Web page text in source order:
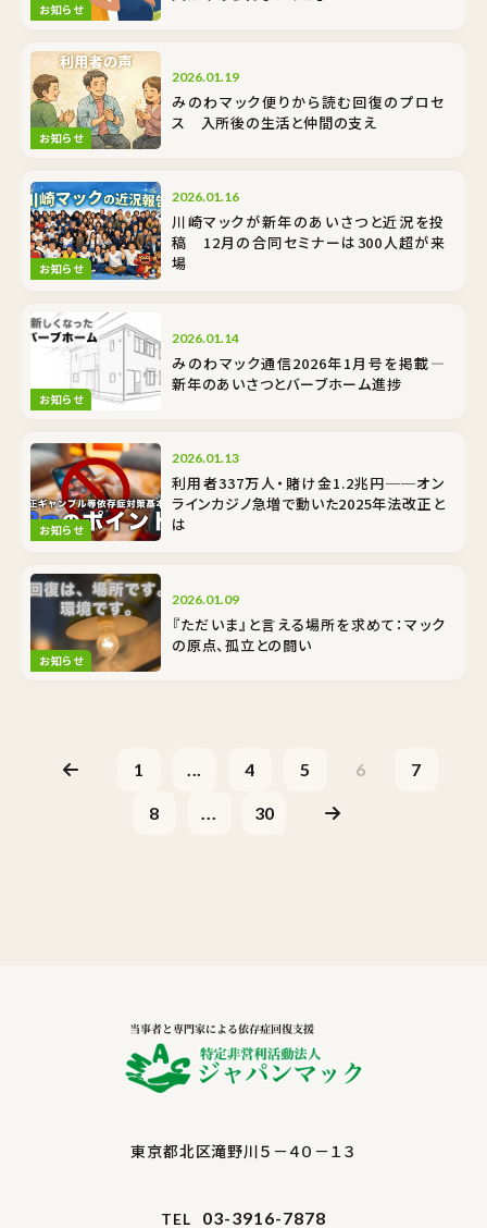
お知らせ
お知らせ
2026.01.19
みのわマック便りから読む回復のプロセ
ス 入所後の生活と仲間の支え
お知らせ
2026.01.16
川崎マックが新年のあいさつと近況を投
稿 12月の合同セミナーは300人超が来
場
お知らせ
2026.01.14
みのわマック通信2026年1月号を掲載―
新年のあいさつとバーブホーム進捗
お知らせ
2026.01.13
利用者337万人・賭け金1.2兆円──オン
ラインカジノ急増で動いた2025年法改正と
は
お知らせ
2026.01.09
『ただいま』と言える場所を求めて：マック
の原点、孤立との闘い
1 ... 4 5 6 7
8 ... 30
東京都北区滝野川５－４０－１３
TEL 03-3916-7878